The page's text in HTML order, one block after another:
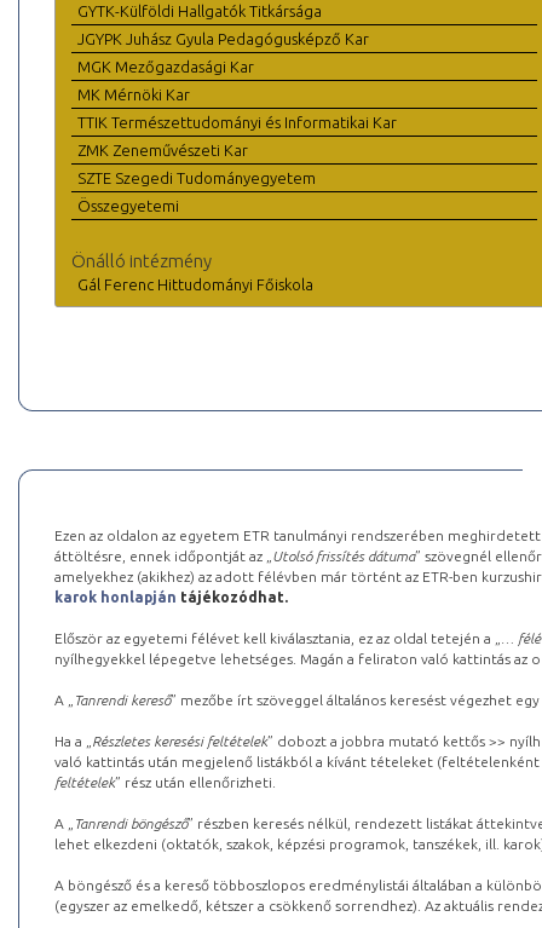
GYTK-Külföldi Hallgatók Titkársága
JGYPK Juhász Gyula Pedagógusképző Kar
MGK Mezőgazdasági Kar
MK Mérnöki Kar
TTIK Természettudományi és Informatikai Kar
ZMK Zeneművészeti Kar
SZTE Szegedi Tudományegyetem
Összegyetemi
Önálló intézmény
Gál Ferenc Hittudományi Főiskola
Ezen az oldalon az egyetem ETR tanulmányi rendszerében
áttöltésre, ennek időpontját az „ Utolsó frissítés dátuma” szövegnél
amelyekhez (akikhez) az adott félévben már történt az ETR-ben
karok honlapján tájékozódhat.
Először az egyetemi félévet kell kiválasztania, ez az oldal tetején a „
…
nyílhegyekkel lépegetve lehetséges. Magán a feliraton való kattintás az
A „ Tanrendi kereső” mezőbe írt szöveggel általános keresést végezhet
Ha a „ Részletes keresési feltételek” dobozt a jobbra mutató kettős >>
való kattintás után megjelenő listákból a kívánt tételeket (feltételenként
feltételek” rész után ellenőrizheti.
A „ Tanrendi böngésző” részben keresés nélkül, rendezett listákat
lehet elkezdeni (oktatók, szakok, képzési programok, tanszékek, ill.
A böngésző és a kereső többoszlopos eredménylistái általában a
(egyszer az emelkedő, kétszer a csökkenő sorrendhez). Az aktuális